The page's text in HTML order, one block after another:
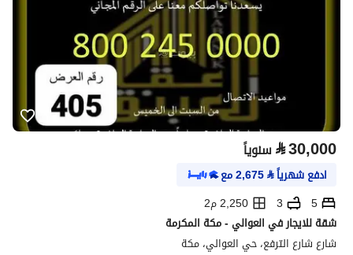
⃁30,000 سنوياً
ادفع شهرياً⃁
2,675مع
5
3
2,250 م2
شقة للايجار في العوالي - مكة المكرمة
شارع شارع الترفع، حي العوالي، مكة